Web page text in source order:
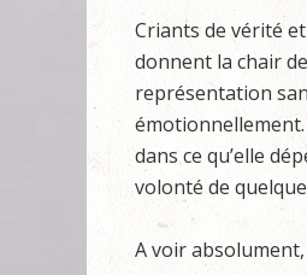
Criants de vérité
donnent la chair
représentation
dans ce qu’elle
volonté de
A voir